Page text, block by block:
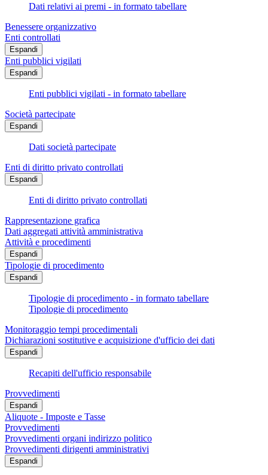
Dati relativi ai premi - in formato tabellare
Benessere organizzativo
Enti controllati
Espandi
Enti pubblici vigilati
Espandi
Enti pubblici vigilati - in formato tabellare
Società partecipate
Espandi
Dati società partecipate
Enti di diritto privato controllati
Espandi
Enti di diritto privato controllati
Rappresentazione grafica
Dati aggregati attività amministrativa
Attività e procedimenti
Espandi
Tipologie di procedimento
Espandi
Tipologie di procedimento - in formato tabellare
Tipologie di procedimento
Monitoraggio tempi procedimentali
Dichiarazioni sostitutive e acquisizione d'ufficio dei dati
Espandi
Recapiti dell'ufficio responsabile
Provvedimenti
Espandi
Aliquote - Imposte e Tasse
Provvedimenti
Provvedimenti organi indirizzo politico
Provvedimenti dirigenti amministrativi
Espandi